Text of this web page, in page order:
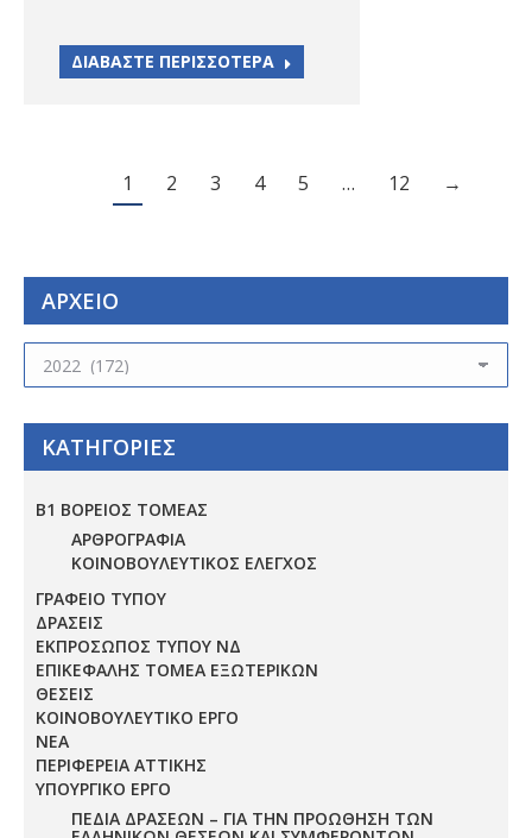
ΔΙΑΒΑΣΤΕ ΠΕΡΙΣΣΟΤΕΡΑ
1 2 3 4 5 … 12 →
ΑΡΧΕΙΟ
ΑΡΧΕΙΟ
ΚΑΤΗΓΟΡΙΕΣ
Β1 ΒΟΡΕΙΟΣ ΤΟΜΕΑΣ
ΑΡΘΡΟΓΡΑΦΙΑ
ΚΟΙΝΟΒΟΥΛΕΥΤΙΚΟΣ ΕΛΕΓΧΟΣ
ΓΡΑΦΕΙΟ ΤΥΠΟΥ
ΔΡΑΣΕΙΣ
ΕΚΠΡΟΣΩΠΟΣ ΤΥΠΟΥ ΝΔ
ΕΠΙΚΕΦΑΛΗΣ ΤΟΜΕΑ ΕΞΩΤΕΡΙΚΩΝ
ΘΕΣΕΙΣ
ΚΟΙΝΟΒΟΥΛΕΥΤΙΚΟ ΕΡΓΟ
ΝΕΑ
ΠΕΡΙΦΕΡΕΙΑ ΑΤΤΙΚΗΣ
ΥΠΟΥΡΓΙΚΟ ΕΡΓΟ
ΠΕΔΊΑ ΔΡΆΣΕΩΝ – ΓΙΑ ΤΗΝ ΠΡΟΏΘΗΣΗ ΤΩΝ